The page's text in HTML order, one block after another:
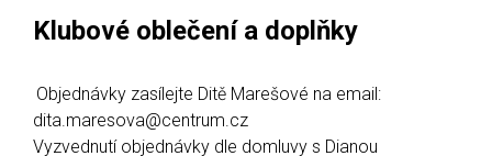
Klubové oblečení a doplňky
Objednávky zasílejte Ditě Marešové na email:
dita.maresova@centrum.cz
Vyzvednutí objednávky dle domluvy s Dianou